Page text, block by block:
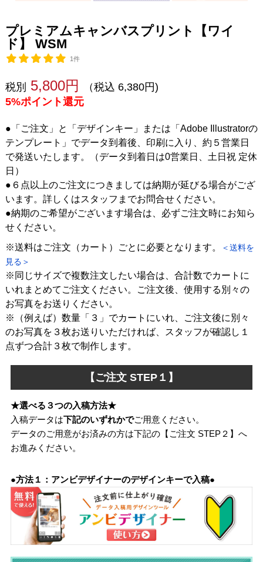
プレミアムキャンバスプリント【ワイ
ド】 WSM
1件
税別 5,800円
（税込 6,380円)
5%ポイント還元
●「ご注文」と「デザインキー」または「Adobe Illustratorの
テンプレート」でデータ到着後、印刷に入り、約５営業日
で発送いたします。（データ到着日は0営業日、土日祝 定休
日）
●６点以上のご注文につきましては納期が延びる場合がござ
います。詳しくはスタッフまでお問合せください。
●納期のご希望がございます場合は、必ずご注文時にお知ら
せください。
※送料はご注文（カート）ごとに必要となります。
＜送料を
見る＞
※同じサイズで複数注文したい場合は、合計数でカートに
いれまとめてご注文ください。ご注文後、使用する別々の
お写真をお送りください。
※（例えば）数量「３」でカートにいれ、ご注文後に別々
のお写真を３枚お送りいただければ、スタッフが確認し１
点ずつ合計３枚で制作します。
【ご注文 STEP１】
★選べる３つの入稿方法★
入稿データは下記のいずれかでご用意ください。
データのご用意がお済みの方は下記の【ご注文 STEP２】へ
お進みください。
●方法１：アンビデザイナーのデザインキーで入稿●